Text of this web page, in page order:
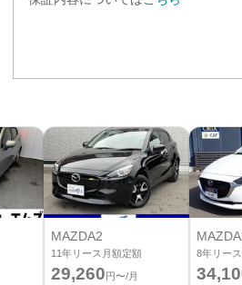
MAZDA2
11年リース月額定額
29,260 円〜/月
8年リー